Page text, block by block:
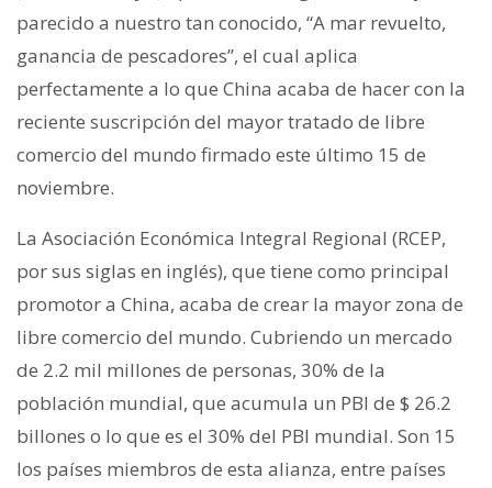
parecido a nuestro tan conocido, “A mar revuelto,
ganancia de pescadores”, el cual aplica
perfectamente a lo que China acaba de hacer con la
reciente suscripción del mayor tratado de libre
comercio del mundo firmado este último 15 de
noviembre.
La Asociación Económica Integral Regional (RCEP,
por sus siglas en inglés), que tiene como principal
promotor a China, acaba de crear la mayor zona de
libre comercio del mundo. Cubriendo un mercado
de 2.2 mil millones de personas, 30% de la
población mundial, que acumula un PBI de $ 26.2
billones o lo que es el 30% del PBI mundial. Son 15
los países miembros de esta alianza, entre países